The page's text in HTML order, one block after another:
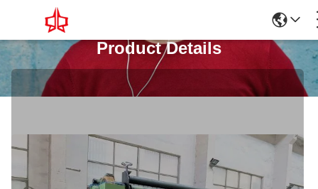
Product Details